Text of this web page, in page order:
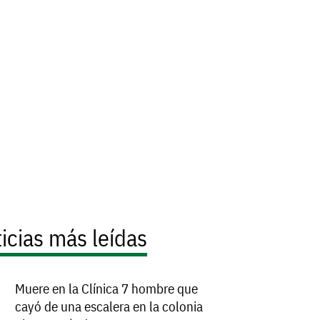
más leídas
Muere en la Clínica 7 hombre que
cayó de una escalera en la colonia